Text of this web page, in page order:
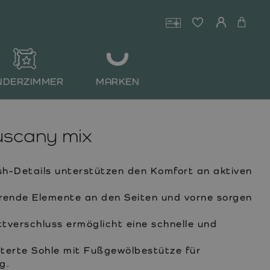
MARKEN
mix
Details unterstützen den Komfort an aktiven
Elemente an den Seiten und vorne sorgen
ermöglicht eine schnelle und
Sohle mit Fußgewölbestütze für